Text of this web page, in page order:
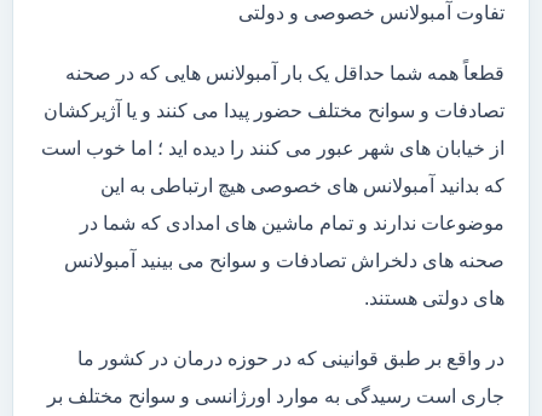
تفاوت آمبولانس خصوصی و دولتی
قطعاً همه شما حداقل یک بار آمبولانس هایی که در صحنه
تصادفات و سوانح مختلف حضور پیدا می کنند و یا آژیرکشان
از خیابان های شهر عبور می کنند را دیده اید ؛ اما خوب است
که بدانید آمبولانس های خصوصی هیچ ارتباطی به این
موضوعات ندارند و تمام ماشین های امدادی که شما در
صحنه های دلخراش تصادفات و سوانح می بینید آمبولانس
های دولتی هستند.
در واقع بر طبق قوانینی که در حوزه درمان در کشور ما
جاری است رسیدگی به موارد اورژانسی و سوانح مختلف بر